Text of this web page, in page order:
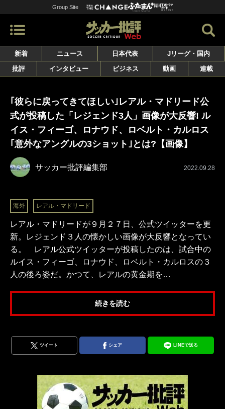
Group Site
新着 ニュース 日本代表
Jリーグ・国内
批評
インタビュー ビジネス 動画 連載
｢彼らに戻ってきてほしい｣レアル・マドリード公
式が投稿した「レジェンド3人」画像が大反響! ル
イス・フィーゴ、ロナウド、ロベルト・カルロス
｢意外なアングルの3ショット｣とは?【画像】
サッカー批評編集部 2022.09.28
海外 レアル・マドリード
レアル・マドリードが９月２７日、公式ツイッターを更
新。レジェンド３人の懐かしい画像が大反響となってい
る。 レアル公式ツイッターが投稿したのは、試合中の
ルイス・フィーゴ、ロナウド、ロベルト・カルロスの３
人の後ろ姿だ。かつて、レアルの黄金期を…
続きを読む
ツイート シェア LINEで送る